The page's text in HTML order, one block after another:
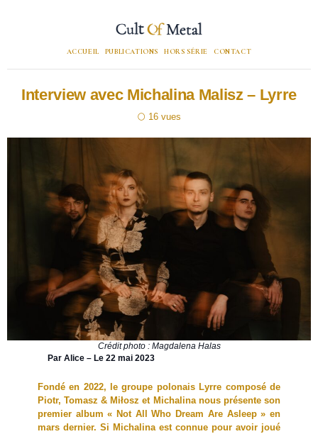
ACCUEIL PUBLICATIONS HORS SÉRIE CONTACT
Interview avec Michalina Malisz – Lyrre
16
Crédit photo : Magdalena Halas
Par Alice – Le 22 mai 2023
Fondé en 2022, le groupe polonais Lyrre composé de
Piotr, Tomasz & Miłosz et Michalina nous présente son
premier album « Not All Who Dream Are Asleep » en
mars dernier. Si Michalina est connue pour avoir joué